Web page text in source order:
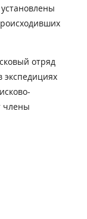
отряд
экспедициях
члены